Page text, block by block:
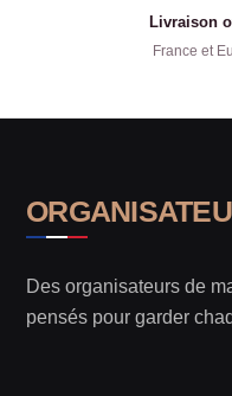
Livraison
France et
Des organisateurs de
pensés pour garder